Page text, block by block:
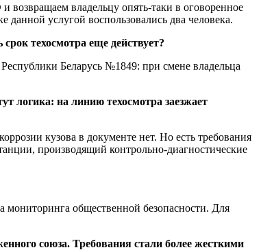
владельцу опять-таки в оговоренное
услугой воспользовались два человека.
техосмотра еще действует?
Беларусь №1849: при смене владельца
логика: на линию техосмотра заезжает
кузова в документе нет. Но есть требования
производящий контрольно-диагностические
общественной безопасности. Для
союза. Требования стали более жесткими